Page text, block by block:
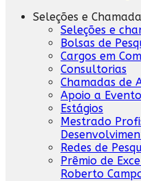
Seleções e
Seleções e
Bolsas de
Cargos em
Consultorias
Chamadas de
Apoio a
Estágios
Mestrado
Redes de
Prêmio de
Roberto